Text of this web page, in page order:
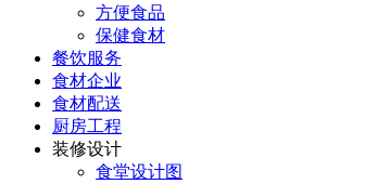
方便食品
保健食材
餐饮服务
食材企业
食材配送
厨房工程
装修设计
食堂设计图